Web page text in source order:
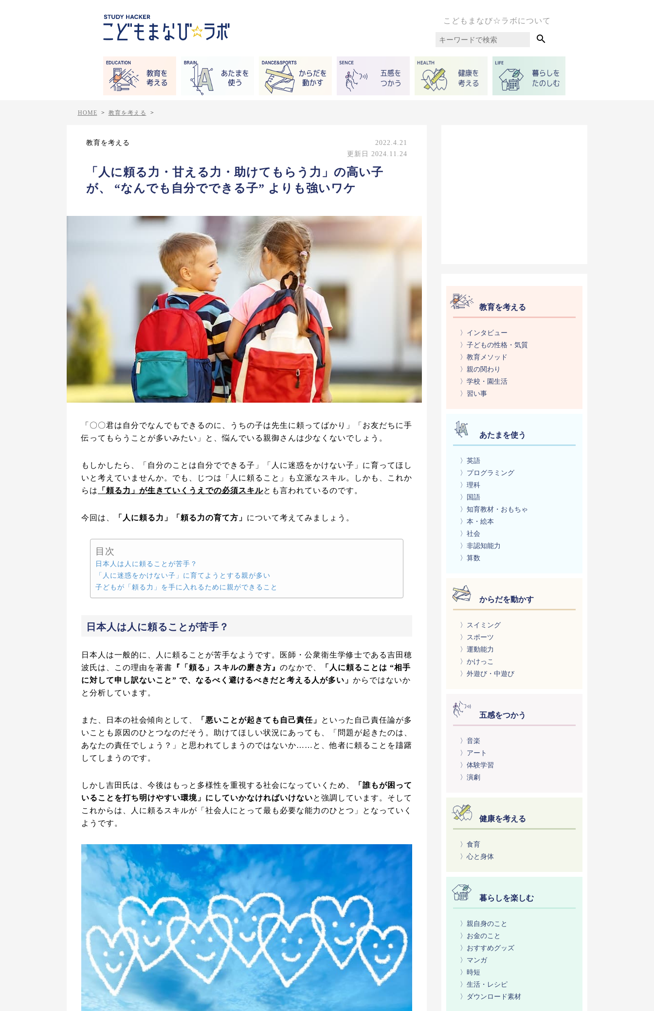
こどもまなび☆ラボについて

HOME > 教育を考える >
教育を考える
2022.4.21
更新日 2024.11.24
「人に頼る力・甘える力・助けてもらう力」の高い子
が、 “なんでも自分でできる子” よりも強いワケ
「〇〇君は自分でなんでもできるのに、うちの子は先生に頼ってばかり」「お友だちに手
伝ってもらうことが多いみたい」と、悩んでいる親御さんは少なくないでしょう。
もしかしたら、「自分のことは自分でできる子」「人に迷惑をかけない子」に育ってほし
いと考えていませんか。でも、じつは「人に頼ること」も立派なスキル。しかも、これか
らは
「頼る力」が生きていくうえでの必須スキルとも言われているのです。
今回は、 「人に頼る力」「頼る力の育て方」 について考えてみましょう。
目次
日本人は人に頼ることが苦手？
「人に迷惑をかけない子」に育てようとする親が多い
子どもが「頼る力」を手に入れるために親ができること
日本人は人に頼ることが苦手？
日本人は一般的に、人に頼ることが苦手なようです。医師・公衆衛生学修士である吉田穂
波氏は、この理由を著書 『「頼る」スキルの磨き方』 のなかで、
「人に頼ることは “相手
に対して申し訳ないこと” で、なるべく避けるべきだと考える人が多い」 からではないか
と分析しています。
また、日本の社会傾向として、 「悪いことが起きても自己責任」
といった自己責任論が多
いことも原因のひとつなのだそう。助けてほしい状況にあっても、「問題が起きたのは、
あなたの責任でしょう？」と思われてしまうのではないか……と、他者に頼ることを躊躇
してしまうのです。
しかし吉田氏は、今後はもっと多様性を重視する社会になっていくため、
「誰もが困って
いることを打ち明けやすい環境」にしていかなければいけないと強調しています。そして
これからは、人に頼るスキルが「社会人にとって最も必要な能力のひとつ」となっていく
ようです。
教育を考える
〉インタビュー
〉子どもの性格・気質
〉教育メソッド
〉親の関わり
〉学校・園生活
〉習い事
あたまを使う
〉英語
〉プログラミング
〉理科
〉国語
〉知育教材・おもちゃ
〉本・絵本
〉社会
〉非認知能力
〉算数
からだを動かす
〉スイミング
〉スポーツ
〉運動能力
〉かけっこ
〉外遊び・中遊び
五感をつかう
〉音楽
〉アート
〉体験学習
〉演劇
健康を考える
〉食育
〉心と身体
暮らしを楽しむ
〉親自身のこと
〉お金のこと
〉おすすめグッズ
〉マンガ
〉時短
〉生活・レシピ
〉ダウンロード素材